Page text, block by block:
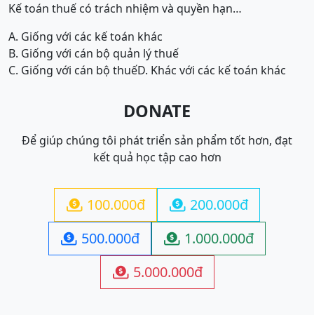
Kế toán thuế có trách nhiệm và quyền hạn…
A. Giống với các kế toán khác
B. Giống với cán bộ quản lý thuế
C. Giống với cán bộ thuếD. Khác với các kế toán khác
DONATE
Để giúp chúng tôi phát triển sản phẩm tốt hơn, đạt
kết quả học tập cao hơn
 100.000đ  200.000đ
 500.000đ  1.000.000đ
 5.000.000đ